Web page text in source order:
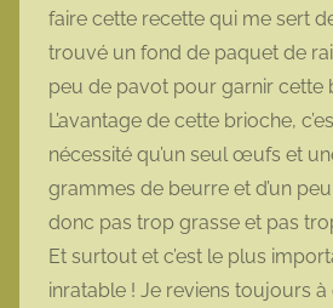
t
e
faire cette recette qui me sert de
trouvé un fond de paquet de
peu de pavot pour garnir cette
L’avantage de cette brioche,
nécessité qu’un seul œufs et
grammes de beurre et d’un peu
donc pas trop grasse et pas
Et surtout et c’est le plus
inratable ! Je reviens toujours à